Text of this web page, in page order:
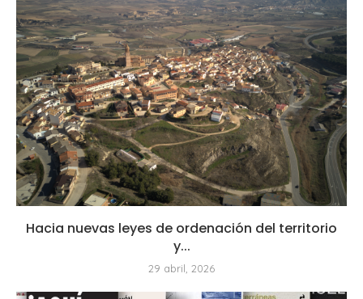
Hacia nuevas leyes de ordenación del territorio
y...
29 abril, 2026